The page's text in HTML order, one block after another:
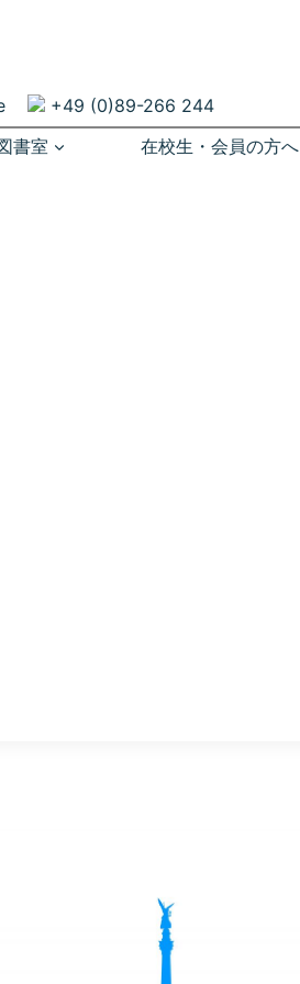
+49 (0)89-266 244
書室 在校生・会員の方へ